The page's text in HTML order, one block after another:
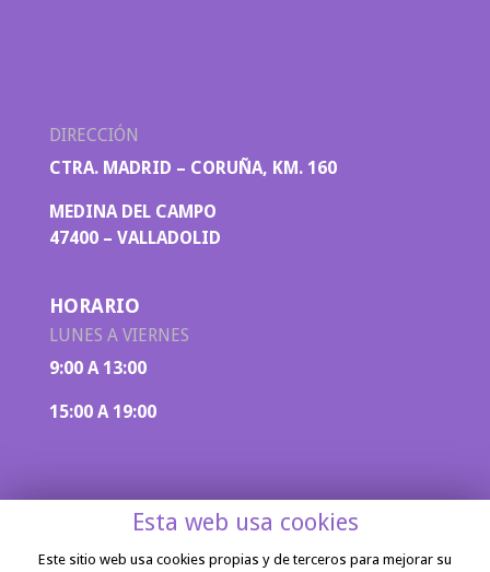
DIRECCIÓN
CTRA. MADRID – CORUÑA, KM. 160
MEDINA DEL CAMPO
47400 – VALLADOLID
HORARIO
LUNES A VIERNES
9:00 A 13:00
15:00 A 19:00
Esta web usa cookies
Este sitio web usa cookies propias y de terceros para mejorar su